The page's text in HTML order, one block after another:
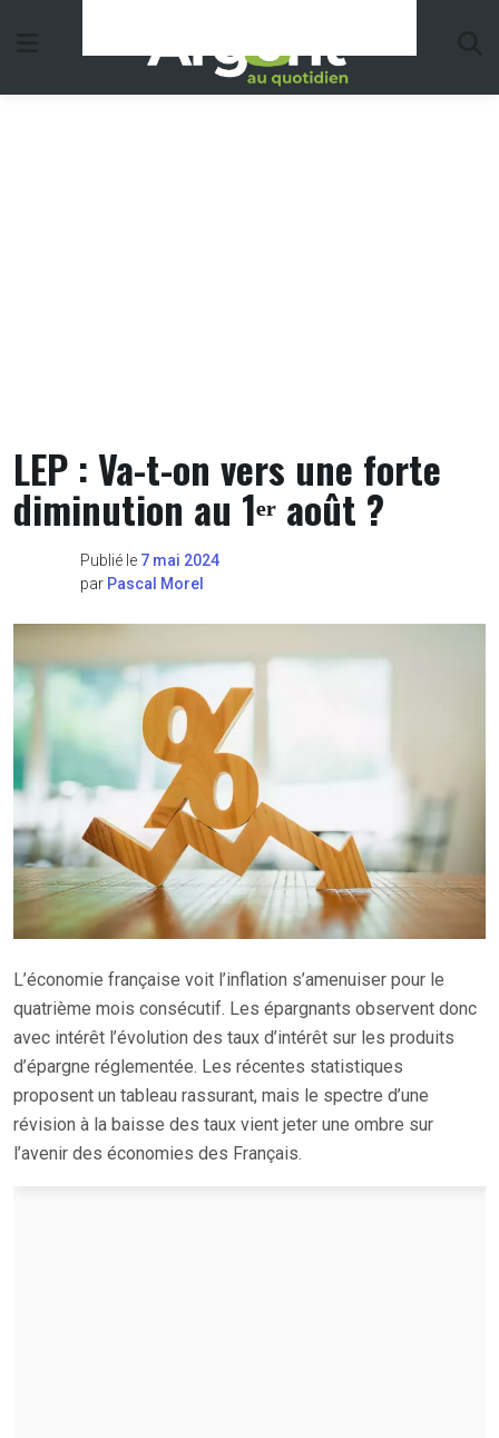
LEP : Va-t-on vers une forte
diminution au 1ᵉʳ août ?
Publié le 7 mai 2024
par Pascal Morel
L’économie française voit l’inflation s’amenuiser pour le
quatrième mois consécutif. Les épargnants observent donc
avec intérêt l’évolution des taux d’intérêt sur les produits
d’épargne réglementée. Les récentes statistiques
proposent un tableau rassurant, mais le spectre d’une
révision à la baisse des taux vient jeter une ombre sur
l’avenir des économies des Français.